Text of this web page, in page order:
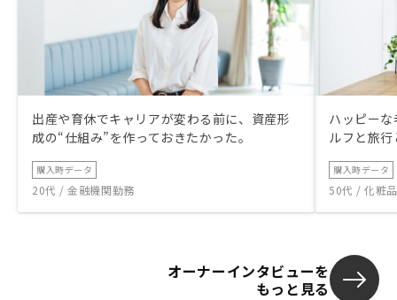
出産や育休でキャリアが変わる前に、資産形
成の“仕組み”を作っておきたかった。
購入時データ
20代 / 金融機関勤務
ハッピー
ルフと旅
購入時データ
50代 / 化粧
オーナーインタビューを
もっと見る